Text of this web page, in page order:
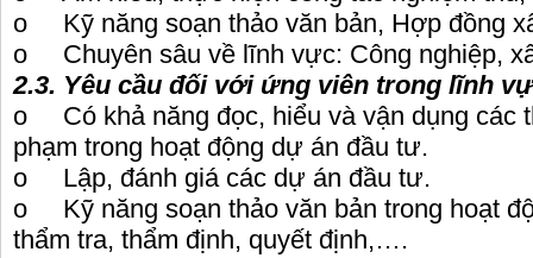
o Kỹ năng soạn thảo văn bản, Hợp đồng
o Chuyên sâu về lĩnh vực: Công nghiệp,
2.3. Yêu cầu đối với ứng viên trong lĩnh
o Có khả năng đọc, hiểu và vận dụng các
phạm trong hoạt động dự án đầu tư.
o Lập, đánh giá các dự án đầu tư.
o Kỹ năng soạn thảo văn bản trong hoạt
thẩm tra, thẩm định, quyết định,….